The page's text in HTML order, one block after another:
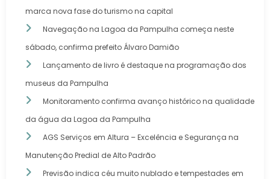
marca nova fase do turismo na capital
Navegação na Lagoa da Pampulha começa neste
sábado, confirma prefeito Álvaro Damião
Lançamento de livro é destaque na programação dos
museus da Pampulha
Monitoramento confirma avanço histórico na qualidade
da água da Lagoa da Pampulha
AGS Serviços em Altura – Excelência e Segurança na
Manutenção Predial de Alto Padrão
Previsão indica céu muito nublado e tempestades em